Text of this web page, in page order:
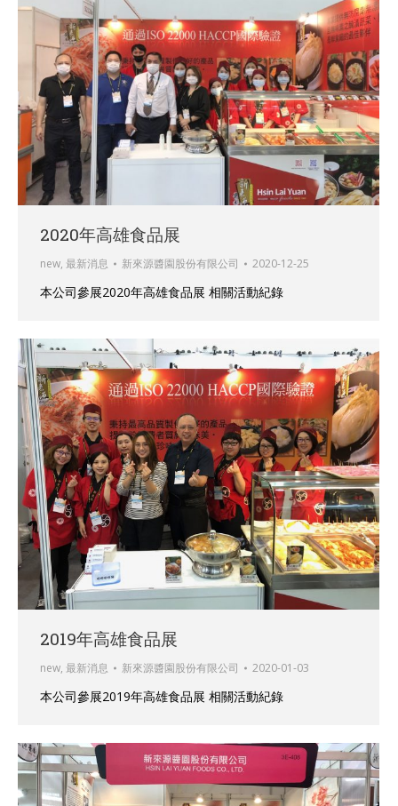
2020年高雄食品展
new, 最新消息 新來源醬園股份有限公司 2020-12-25
本公司參展2020年高雄食品展 相關活動紀錄
2019年高雄食品展
new, 最新消息 新來源醬園股份有限公司 2020-01-03
本公司參展2019年高雄食品展 相關活動紀錄